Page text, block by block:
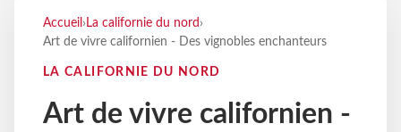
Accueil › La californie du nord ›
Art de vivre californien - Des vignobles enchanteurs
LA CALIFORNIE DU NORD
Art de vivre californien -